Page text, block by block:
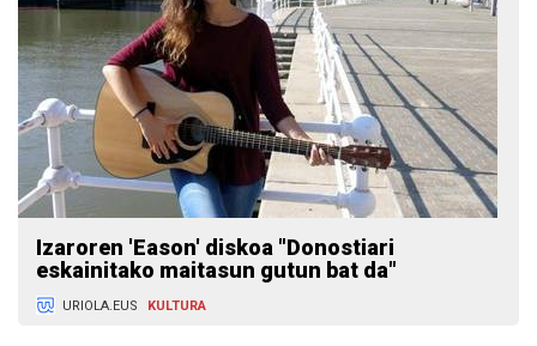
Izaroren 'Eason' diskoa "Donostiari
eskainitako maitasun gutun bat da"
URIOLA.EUS KULTURA